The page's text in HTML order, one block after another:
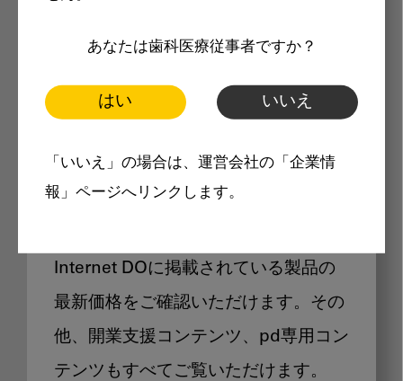
あなたは歯科医療従事者ですか？
はい いいえ
「いいえ」の場合は、運営会社の「企業情
報」ページへリンクします。
製品価格も閲覧可能
Internet DOに掲載されている製品の
最新価格をご確認いただけます。その
他、開業支援コンテンツ、pd専用コン
テンツもすべてご覧いただけます。